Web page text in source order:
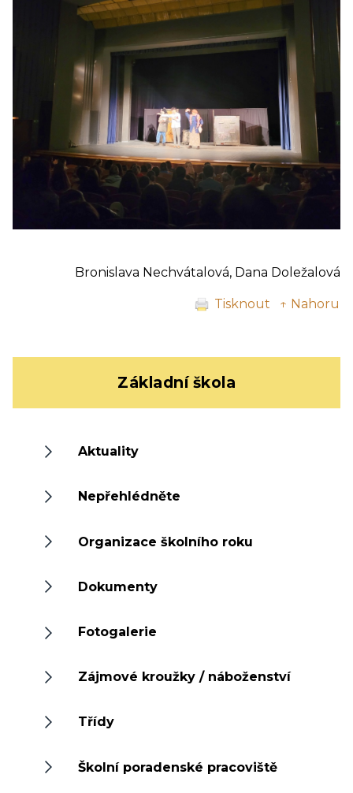
Bronislava Nechvátalová, Dana Doležalová
Tisknout ↑ Nahoru
Základní škola
Aktuality
Nepřehlédněte
Organizace školního roku
Dokumenty
Fotogalerie
Zájmové kroužky / náboženství
Třídy
Školní poradenské pracoviště